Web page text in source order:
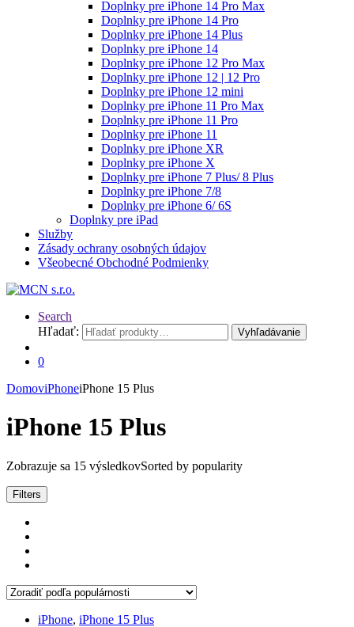
Doplnky pre iPhone 14 Pro Max
Doplnky pre iPhone 14 Pro
Doplnky pre iPhone 14 Plus
Doplnky pre iPhone 14
Doplnky pre iPhone 12 Pro Max
Doplnky pre iPhone 12 | 12 Pro
Doplnky pre iPhone 12 mini
Doplnky pre iPhone 11 Pro Max
Doplnky pre iPhone 11 Pro
Doplnky pre iPhone 11
Doplnky pre iPhone XR
Doplnky pre iPhone X
Doplnky pre iPhone 7 Plus/ 8 Plus
Doplnky pre iPhone 7/8
Doplnky pre iPhone 6/ 6S
Doplnky pre iPad
Služby
Zásady ochrany osobných údajov
Všeobecné Obchodné Podmienky
Search
Hľadať:
Vyhľadávanie
0
DomoviPhoneiPhone 15 Plus
iPhone 15 Plus
Zobrazuje sa 15 výsledkovSorted by popularity
Filters
iPhone, iPhone 15 Plus